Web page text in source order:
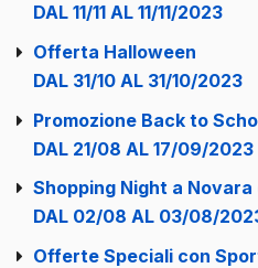
DAL 11/11 AL 11/11/2023
Offerta Halloween
DAL 31/10 AL 31/10/2023
Promozione Back to
DAL 21/08 AL 17/09/2023
Shopping Night a
DAL 02/08 AL 03/08/
Offerte Speciali con